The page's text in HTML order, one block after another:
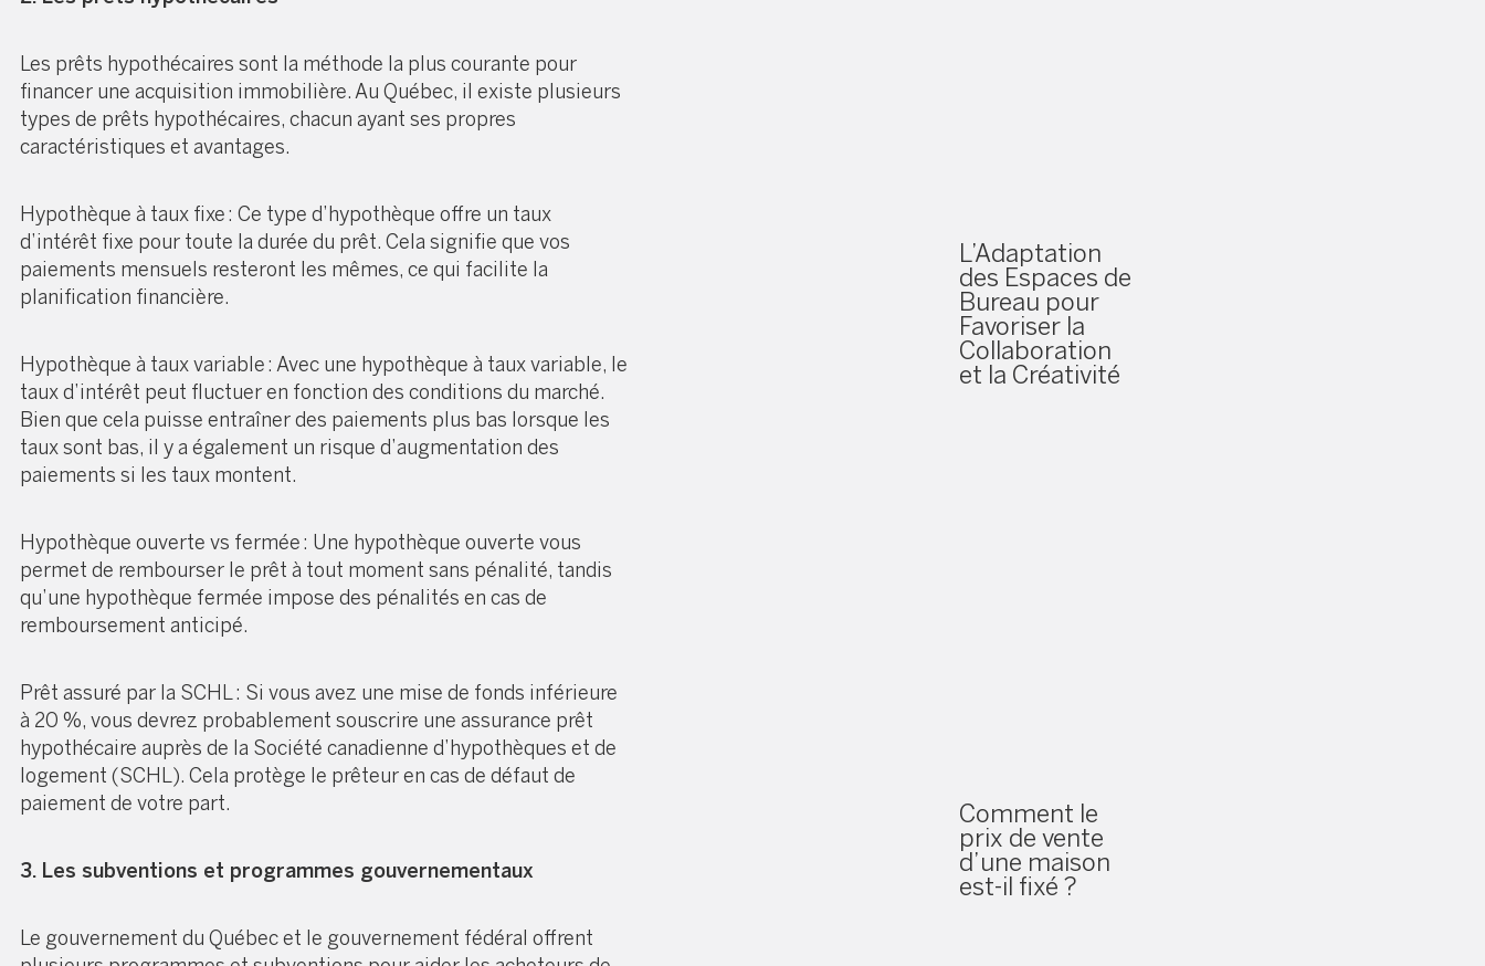
Les prêts hypothécaires sont la méthode la plus courante pour
financer une acquisition immobilière. Au Québec, il existe plusieurs
types de prêts hypothécaires, chacun ayant ses propres
caractéristiques et avantages.
Hypothèque à taux fixe : Ce type d’hypothèque offre un taux
d’intérêt fixe pour toute la durée du prêt. Cela signifie que vos
paiements mensuels resteront les mêmes, ce qui facilite la
planification financière.
Hypothèque à taux variable : Avec une hypothèque à taux variable, le
taux d’intérêt peut fluctuer en fonction des conditions du marché.
Bien que cela puisse entraîner des paiements plus bas lorsque les
taux sont bas, il y a également un risque d’augmentation des
paiements si les taux montent.
Hypothèque ouverte vs fermée : Une hypothèque ouverte vous
permet de rembourser le prêt à tout moment sans pénalité, tandis
qu’une hypothèque fermée impose des pénalités en cas de
remboursement anticipé.
Prêt assuré par la SCHL : Si vous avez une mise de fonds inférieure
à 20 %, vous devrez probablement souscrire une assurance prêt
hypothécaire auprès de la Société canadienne d’hypothèques et de
logement (SCHL). Cela protège le prêteur en cas de défaut de
paiement de votre part.
3. Les subventions et programmes gouvernementaux
Le gouvernement du Québec et le gouvernement fédéral offrent
L’Adaptation
des Espaces de
Bureau pour
Favoriser la
Collaboration
et la Créativité
Comment le
prix de vente
d’une maison
est-il fixé ?